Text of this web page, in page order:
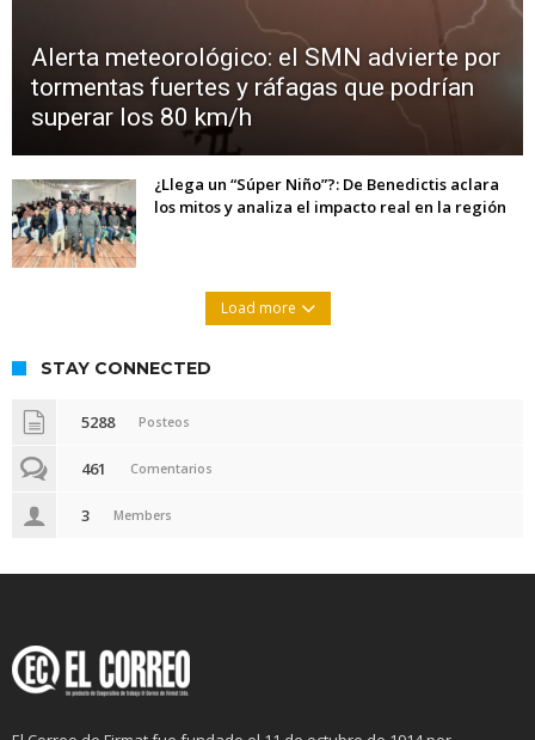
Alerta meteorológico: el SMN advierte por
tormentas fuertes y ráfagas que podrían
superar los 80 km/h
¿Llega un “Súper Niño”?: De Benedictis aclara
los mitos y analiza el impacto real en la región
Load more
STAY CONNECTED
5288 Posteos
461 Comentarios
3 Members